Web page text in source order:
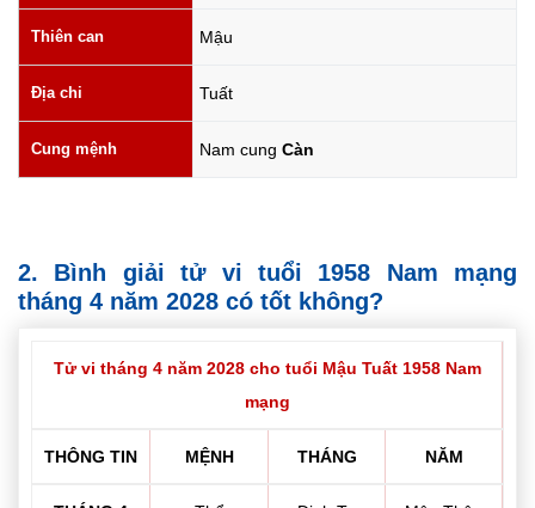
Thiên can Mậu
Địa chi Tuất
Cung mệnh Nam cung Càn
2. Bình giải tử vi tuổi 1958 Nam mạng
tháng 4 năm 2028 có tốt không?
Tử vi tháng 4 năm 2028 cho tuổi Mậu Tuất 1958 Nam
mạng
THÔNG TIN MỆNH THÁNG NĂM